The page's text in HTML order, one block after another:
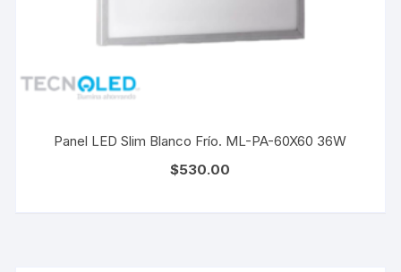
Panel LED Slim Blanco Frío. ML-PA-60X60 36W
$530.00